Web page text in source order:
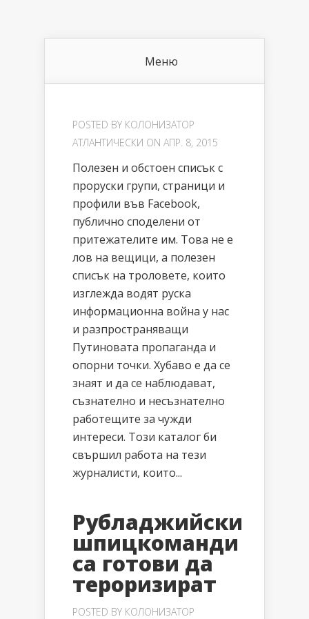
Меню
POSTED BY КОЛОНИЗАТОР
АТЛАНТИЧЕСКИ ON АПР. 8, 2015
Полезен и обстоен списък с
проруски групи, страници и
профили във Facebook,
публично споделени от
притежателите им. Това не е
лов на вещици, а полезен
списък на троловете, които
изглежда водят руска
информационна война у нас
и разпространяващи
Путиновата пропаганда и
опорни точки. Хубаво е да се
знаят и да се наблюдават,
съзнателно и несъзнателно
работещите за чужди
интереси. Този каталог би
свършил работа на тези
журналисти, които...
Рубладжийски
шпицкоманди
са готови да
тероризират
POSTED BY КОЛОНИЗАТОР